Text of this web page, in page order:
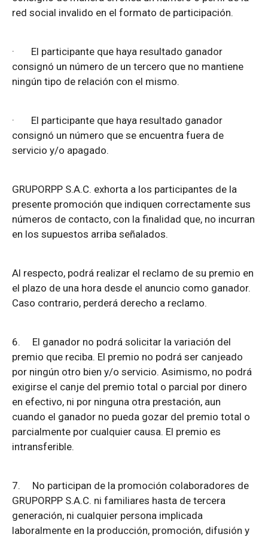
red social invalido en el formato de participación.
· El participante que haya resultado ganador
consignó un número de un tercero que no mantiene
ningún tipo de relación con el mismo.
· El participante que haya resultado ganador
consignó un número que se encuentra fuera de
servicio y/o apagado.
GRUPORPP S.A.C. exhorta a los participantes de la
presente promoción que indiquen correctamente sus
números de contacto, con la finalidad que, no incurran
en los supuestos arriba señalados.
Al respecto, podrá realizar el reclamo de su premio en
el plazo de una hora desde el anuncio como ganador.
Caso contrario, perderá derecho a reclamo.
6. El ganador no podrá solicitar la variación del
premio que reciba. El premio no podrá ser canjeado
por ningún otro bien y/o servicio. Asimismo, no podrá
exigirse el canje del premio total o parcial por dinero
en efectivo, ni por ninguna otra prestación, aun
cuando el ganador no pueda gozar del premio total o
parcialmente por cualquier causa. El premio es
intransferible.
7. No participan de la promoción colaboradores de
GRUPORPP S.A.C. ni familiares hasta de tercera
generación, ni cualquier persona implicada
laboralmente en la producción, promoción, difusión y